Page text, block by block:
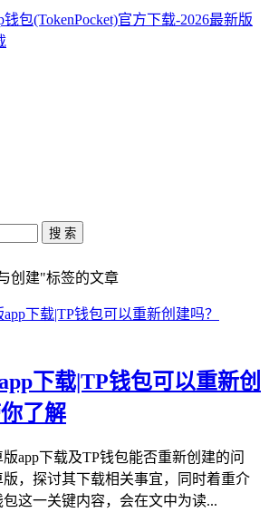
搜 索
创建"标签的文章
下载|TP钱包可以重新创
了解
app下载及TP钱包能否重新创建的问
，探讨其下载相关事宜，同时着重介
这一关键内容，会在文中为读...